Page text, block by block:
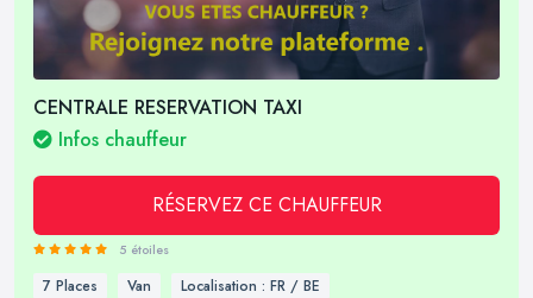
CENTRALE RESERVATION TAXI
Infos chauffeur
RÉSERVEZ CE CHAUFFEUR
5 étoiles
7 Places Van Localisation : FR / BE